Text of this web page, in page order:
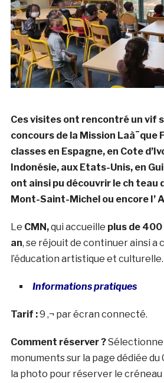
Ces visites ont rencontré un vif
concours de la Mission Laà¯que
classes en Espagne, en Cote
Indonésie, aux Etats-Unis, en
ont ainsi pu découvrir le ch teau
Mont-Saint-Michel ou encore I’
Le CMN,qui accueille plus de
an, se réjouit de continuer ainsi a
l’éducation artistique et culturelle.
Informations pratiques
Tarif :9 ‚¬ par écran connecté.
Comment réserver ?
monuments sur la page dédiée du
la photo pour réserver le créneau